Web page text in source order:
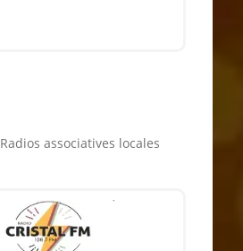
Radios associatives locales